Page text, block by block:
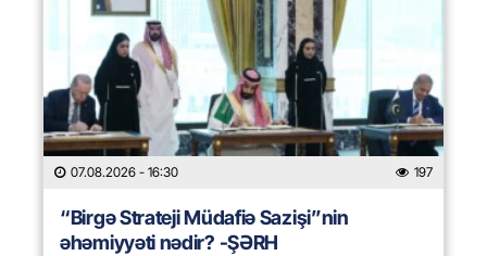
07.08.2026 - 16:30 197
“Birgə Strateji Müdafiə Sazişi”nin
əhəmiyyəti nədir? -ŞƏRH